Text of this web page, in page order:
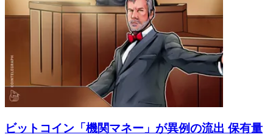
ビットコイン「機関マネー」が異例の流出 保有量